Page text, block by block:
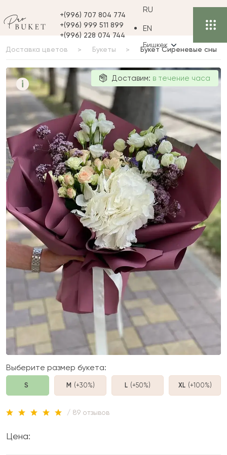
+(996) 707 804 774
+(996) 999 511 899
+(996) 228 074 744
RU
EN
Бишкек
Доставка цветов Букеты Букет Сиреневые сны
i Доставим: в течение часа
Выберите размер букета:
S M (+30%) L (+50%) XL (+100%)
/ 89 отзывов
Цена: